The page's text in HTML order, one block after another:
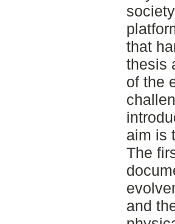
that
thesis
of the
aim is
The
and